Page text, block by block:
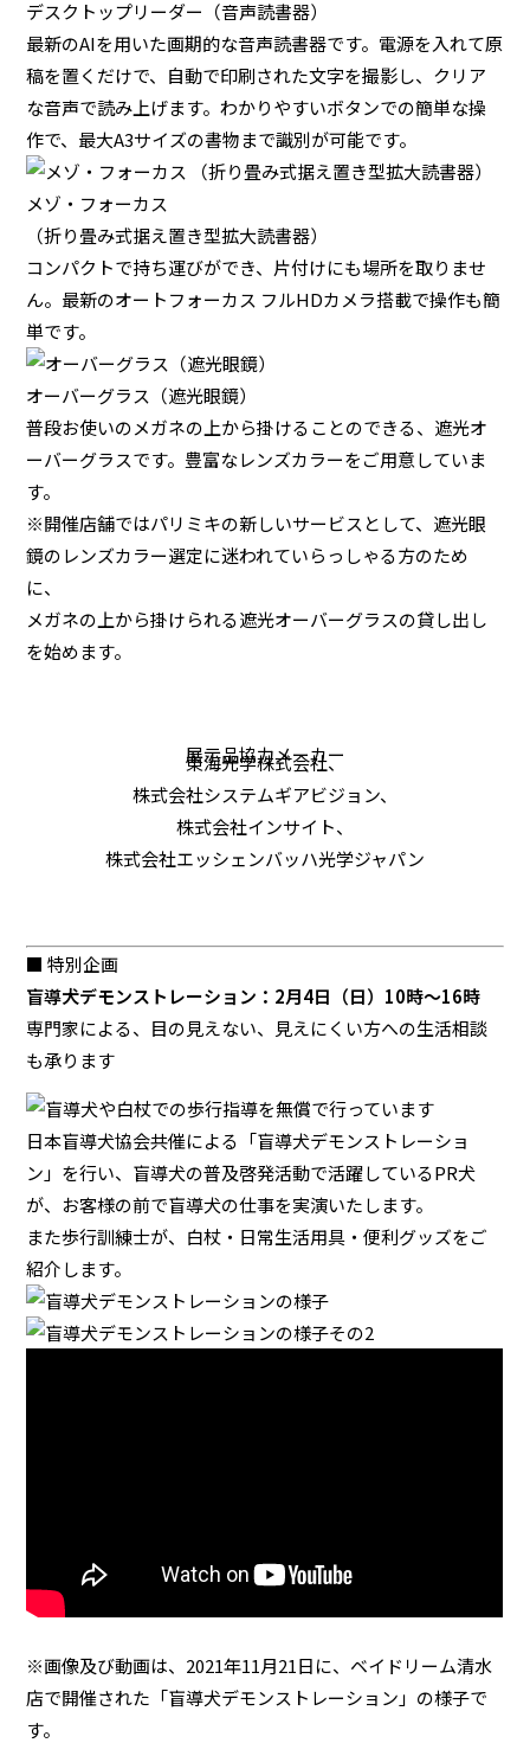
デスクトップリーダー（音声読書器）
最新のAIを用いた画期的な音声読書器です。電源を入れて原
稿を置くだけで、自動で印刷された文字を撮影し、クリア
な音声で読み上げます。わかりやすいボタンでの簡単な操
作で、最大A3サイズの書物まで識別が可能です。
メゾ・フォーカス
（折り畳み式据え置き型拡大読書器）
コンパクトで持ち運びができ、片付けにも場所を取りませ
ん。最新のオートフォーカス フルHDカメラ搭載で操作も簡
単です。
オーバーグラス（遮光眼鏡）
普段お使いのメガネの上から掛けることのできる、遮光オ
ーバーグラスです。豊富なレンズカラーをご用意していま
す。
※開催店舗ではパリミキの新しいサービスとして、遮光眼
鏡のレンズカラー選定に迷われていらっしゃる方のため
に、
メガネの上から掛けられる遮光オーバーグラスの貸し出し
を始めます。
展示品協力メーカー
東海光学株式会社、
株式会社システムギアビジョン、
株式会社インサイト、
株式会社エッシェンバッハ光学ジャパン
■ 特別企画
盲導犬デモンストレーション：2月4日（日）10時～16時
専門家による、目の見えない、見えにくい方への生活相談
も承ります
日本盲導犬協会共催による「盲導犬デモンストレーショ
ン」を行い、盲導犬の普及啓発活動で活躍しているPR犬
が、お客様の前で盲導犬の仕事を実演いたします。
また歩行訓練士が、白杖・日常生活用具・便利グッズをご
紹介します。
※画像及び動画は、2021年11月21日に、ベイドリーム清水
店で開催された「盲導犬デモンストレーション」の様子で
す。